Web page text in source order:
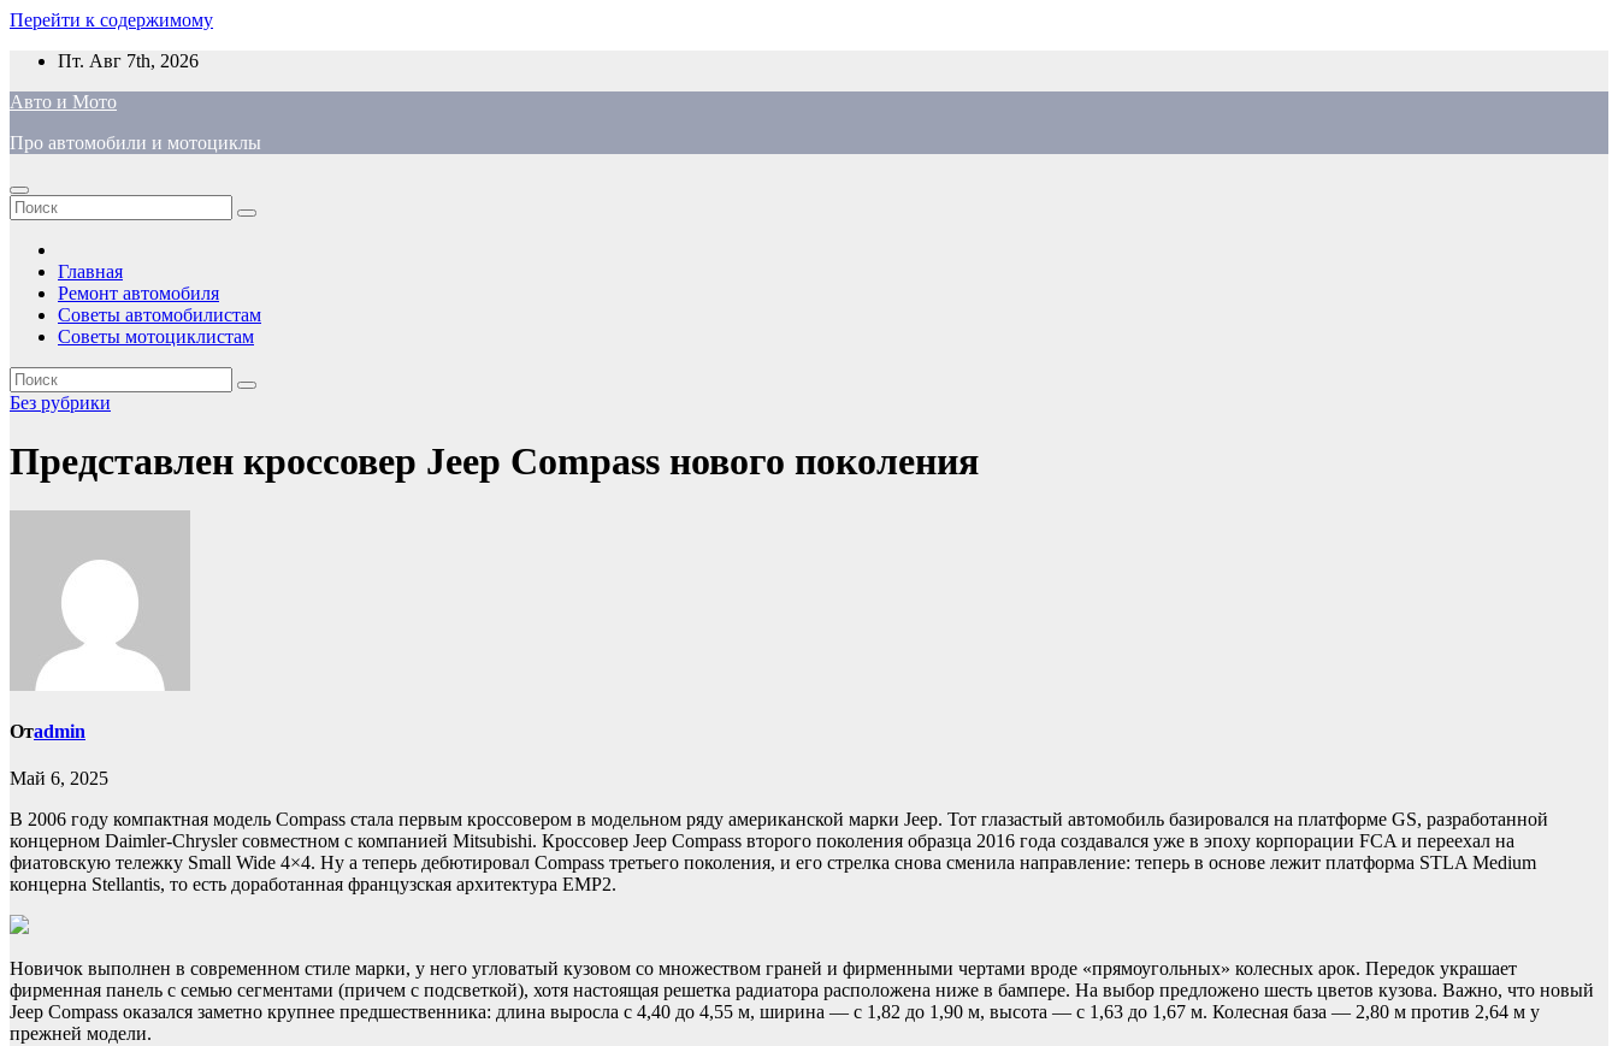
Перейти к содержимому
Пт. Авг 7th, 2026
Авто и Мото
Про автомобили и мотоциклы
Главная
Ремонт автомобиля
Советы автомобилистам
Советы мотоциклистам
Без рубрики
Представлен кроссовер Jeep Compass нового поколения
Отadmin
Май 6, 2025
В 2006 году компактная модель Compass стала первым кроссовером в модельном ряду американской марки Jeep. Тот глазастый автомобиль базировался на платформе GS, разработанной
концерном Daimler-Chrysler совместном с компанией Mitsubishi. Кроссовер Jeep Compass второго поколения образца 2016 года создавался уже в эпоху корпорации FCA и переехал на
фиатовскую тележку Small Wide 4×4. Ну а теперь дебютировал Compass третьего поколения, и его стрелка снова сменила направление: теперь в основе лежит платформа STLA Medium
концерна Stellantis, то есть доработанная французская архитектура EMP2.
Новичок выполнен в современном стиле марки, у него угловатый кузовом со множеством граней и фирменными чертами вроде «прямоугольных» колесных арок. Передок украшает
фирменная панель с семью сегментами (причем с подсветкой), хотя настоящая решетка радиатора расположена ниже в бампере. На выбор предложено шесть цветов кузова. Важно, что новый
Jeep Compass оказался заметно крупнее предшественника: длина выросла с 4,40 до 4,55 м, ширина — с 1,82 до 1,90 м, высота — с 1,63 до 1,67 м. Колесная база — 2,80 м против 2,64 м у
прежней модели.